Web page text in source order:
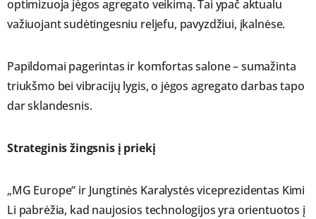
optimizuoja jėgos agregato veikimą. Tai ypač aktualu
važiuojant sudėtingesniu reljefu, pavyzdžiui, įkalnėse.
Papildomai pagerintas ir komfortas salone – sumažinta
triukšmo bei vibracijų lygis, o jėgos agregato darbas tapo
dar sklandesnis.
Strateginis žingsnis į priekį
„MG Europe“ ir Jungtinės Karalystės viceprezidentas Kimi
Li pabrėžia, kad naujosios technologijos yra orientuotos į